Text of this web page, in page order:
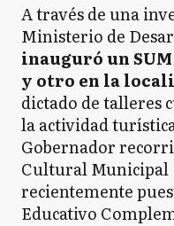
A través de una
Ministerio de
inauguró un SUM
y otro en la
dictado de talleres
la actividad
Gobernador
Cultural Municipal
recientemente
Educativo